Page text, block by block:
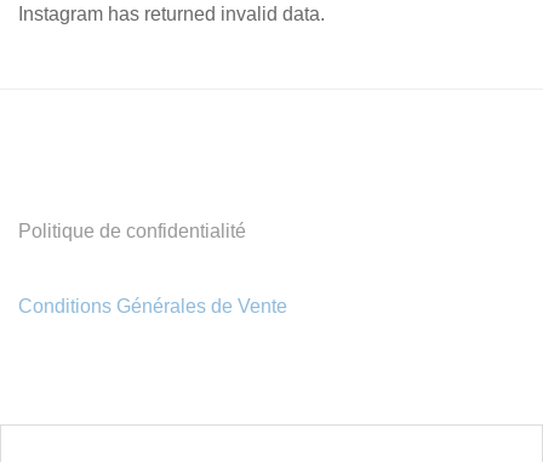
Instagram has returned invalid data.
Politique de confidentialité
Conditions Générales de Vente